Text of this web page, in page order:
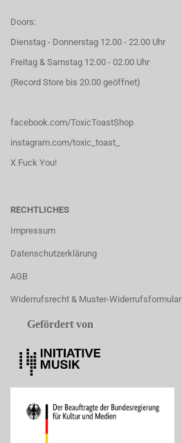
Doors:
Dienstag - Donnerstag 12.00 - 22.00 Uhr
Freitag & Samstag 12.00 - 02.00 Uhr
(Record Store bis 20.00 geöffnet)
facebook.com/ToxicToastShop
instagram.com/toxic_toast_
X Fuck You!
RECHTLICHES
Impressum
Datenschutzerklärung
AGB
Widerrufsrecht & Muster-Widerrufsformular
Gefördert von